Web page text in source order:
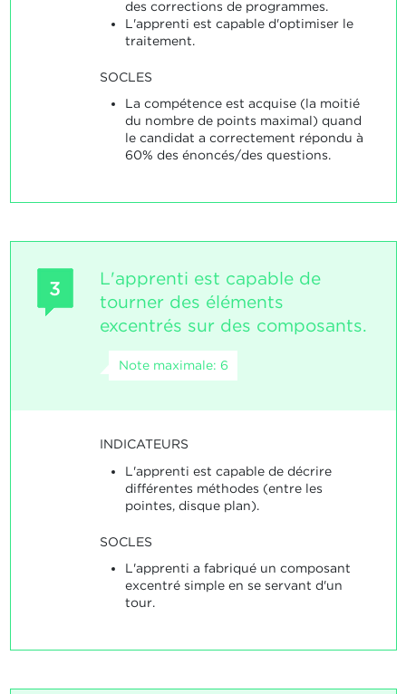
des corrections de programmes.
L'apprenti est capable d'optimiser le
traitement.
SOCLES
La compétence est acquise (la moitié
du nombre de points maximal) quand
le candidat a correctement répondu à
60% des énoncés/des questions.
3
L'apprenti est capable de
tourner des éléments
excentrés sur des composants.
Note maximale: 6
INDICATEURS
L'apprenti est capable de décrire
différentes méthodes (entre les
pointes, disque plan).
SOCLES
L'apprenti a fabriqué un composant
excentré simple en se servant d'un
tour.